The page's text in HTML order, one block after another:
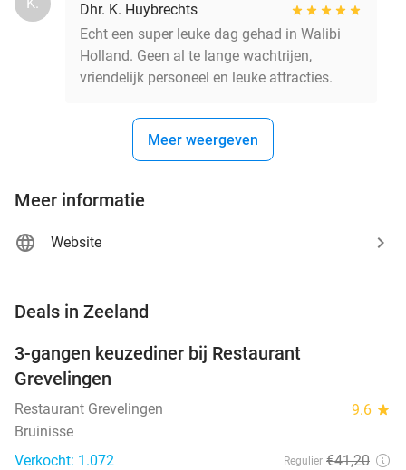
Dhr. K. Huybrechts
Echt een super leuke dag gehad in Walibi
Holland. Geen al te lange wachtrijen,
vriendelijk personeel en leuke attracties.
Meer weergeven
Meer informatie
Website
Deals in Zeeland
3-gangen keuzediner bij Restaurant
Grevelingen
Restaurant Grevelingen 9.6 star
Bruinisse
Verkocht: 1.072
Regulier €41,20